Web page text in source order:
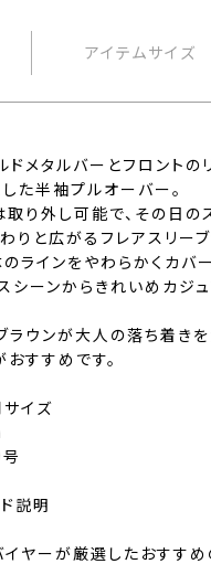
アイテムサイズ
メタルバーとフロントの
た半袖プルオーバー。
取り外し可能で、その日
わりと広がるフレアスリー
のラインをやわらかくカバ
シーンからきれいめカジ
ラウンが大人の落ち着き
すすめです。
イズ
説明
ヤーが厳選したおすすめ